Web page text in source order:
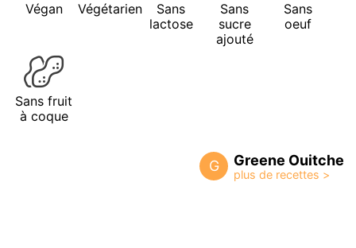
Végan Végétarien
Sans
lactose
Sans
sucre
ajouté
Sans
oeuf
Sans fruit
à coque
G Greene Ouitche